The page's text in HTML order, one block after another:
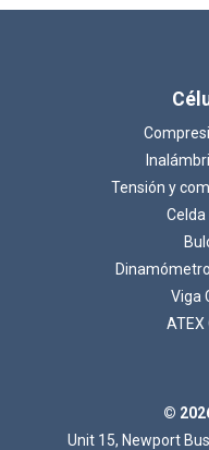
Tensión y
Celda
Viga
ATEX
©
Unit 15, Newport